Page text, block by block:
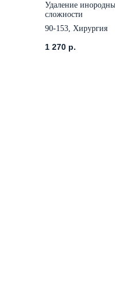
Удаление
сложности
90-153, Хирургия
1 270 р.